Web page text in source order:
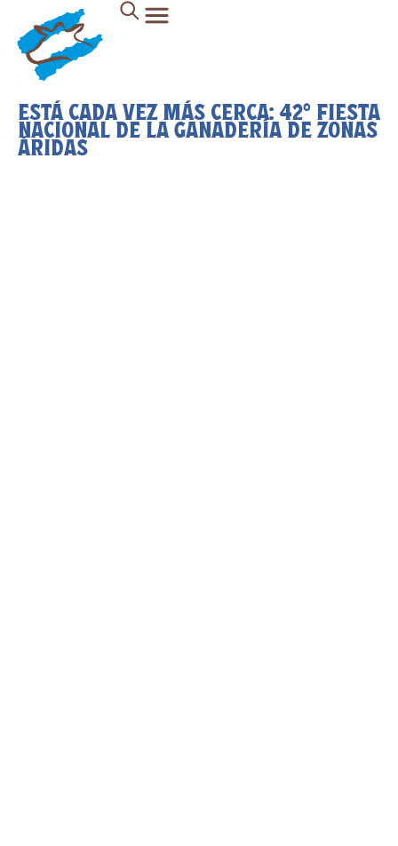
ESTÁ CADA VEZ MÁS CERCA: 42° FIESTA
NACIONAL DE LA GANADERÍA DE ZONAS
ÁRIDAS